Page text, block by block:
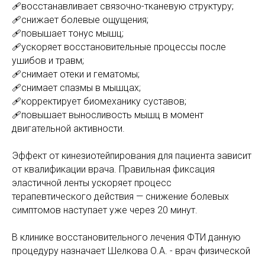
🩹восстанавливает связочно-тканевую структуру;
🩹снижает болевые ощущения;
🩹повышает тонус мышц;
🩹ускоряет восстановительные процессы после
ушибов и травм;
🩹снимает отеки и гематомы;
🩹снимает спазмы в мышцах;
🩹корректирует биомеханику суставов;
🩹повышает выносливость мышц в момент
двигательной активности.
Эффект от кинезиотейпирования для пациента зависит
от квалификации врача. Правильная фиксация
эластичной ленты ускоряет процесс
терапевтического действия — снижение болевых
симптомов наступает уже через 20 минут.
В клинике восстановительного лечения ФТИ данную
процедуру назначает Шелкова О.А. - врач физической